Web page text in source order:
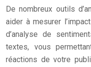
De nombreux outils
aider à mesurer
d’analyse de
textes, vous
réactions de votre